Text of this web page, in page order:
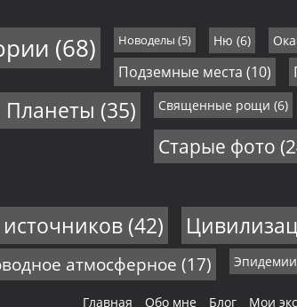
(68) Новоделы (5) Ню (6)
Подземные места (10)
Планеты (35) Священные рощи (6)
Старые фото
(42)
атмосферное (17)
Главная Обо мне Блог Мои